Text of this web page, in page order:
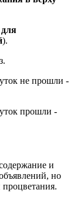
).
не прошли -
прошли -
и
но